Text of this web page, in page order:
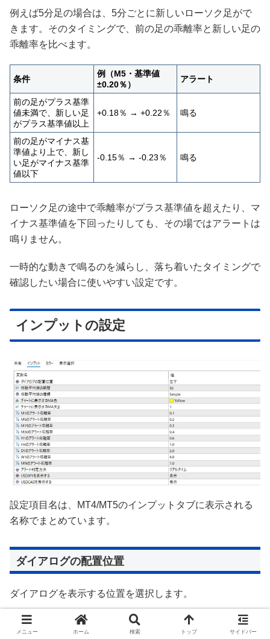
例えば5分足の場合は、5分ごとに新しいローソク足がで
きます。そのタイミングで、前の足の乖離率と新しい足の
乖離率を比べます。
条件
例（M5・基準値
±0.20％）
アラート
前の足がプラス基準
値未満で、新しい足
がプラス基準値以上
+0.18％ → +0.22％ 鳴る
前の足がマイナス基
準値より上で、新し
い足がマイナス基準
値以下
-0.15％ → -0.23％ 鳴る
ローソク足の途中で乖離率がプラス基準値を超えたり、マ
イナス基準値を下回ったりしても、その場ではアラートは
鳴りません。
一時的な動きで鳴るのを減らし、落ち着いたタイミングで
確認したい場合に使いやすい設定です。
インプットの設定
設定項目名は、MT4/MT5のインプットタブに表示される
名称でまとめています。
ダイアログの配置位置
ダイアログを表示する位置を選択します。
初期値：左上
メニュー ホーム 検索 トップ サイドバー